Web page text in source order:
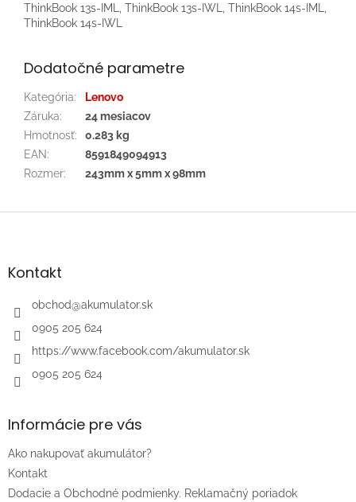
ThinkBook 13s-IML, ThinkBook 13s-IWL, ThinkBook 14s-IML,
ThinkBook 14s-IWL
Dodatočné parametre
Kategória:
Lenovo
Záruka:
24 mesiacov
Hmotnosť:
0.283 kg
EAN:
8591849094913
Rozmer: 243mm x 5mm x 98mm
Z
äKontakt
obchod@akumulator.sk
0905 205 624
https://www.facebook.com/akumulator.sk
0905 205 624
Informácie pre vás
Ako nakupovať akumulátor?
Kontakt
Dodacie a Obchodné podmienky. Reklamačný poriadok